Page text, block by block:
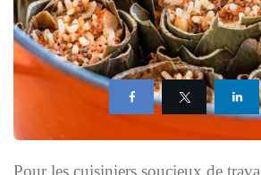
Pour les cuisiniers soucieux de